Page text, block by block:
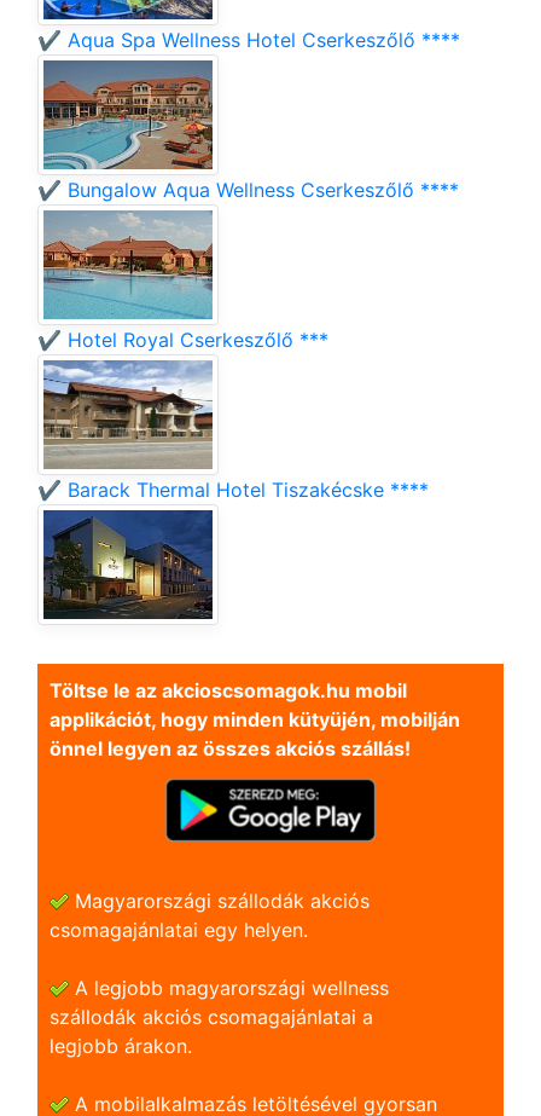
✔️ Aqua Spa Wellness Hotel Cserkeszőlő ****
✔️ Bungalow Aqua Wellness Cserkeszőlő ****
✔️ Hotel Royal Cserkeszőlő ***
✔️ Barack Thermal Hotel Tiszakécske ****
Töltse le az akcioscsomagok.hu mobil
applikációt, hogy minden kütyüjén, mobilján
önnel legyen az összes akciós szállás!
Magyarországi szállodák akciós
csomagajánlatai egy helyen.
A legjobb magyarországi wellness
szállodák akciós csomagajánlatai a
legjobb árakon.
A mobilalkalmazás letöltésével gyorsan